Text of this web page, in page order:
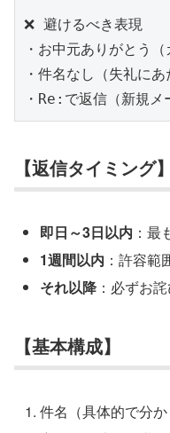
❌ 避けるべき表現
・お中元ありがとう（
・件名なし（失礼にあ
【返信タイミング】
即日～3日以内 ：
1週間以内 ：許容
それ以降 ：必ずお
【基本構成】
件名（具体的で分か